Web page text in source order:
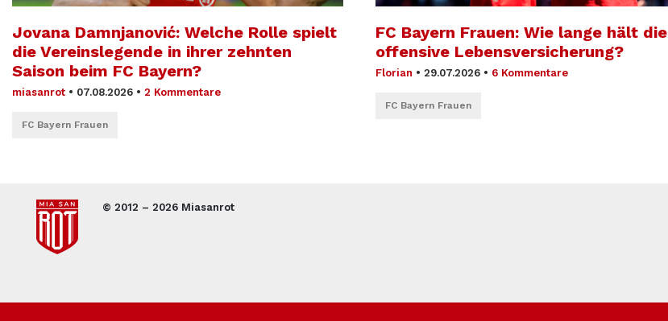
Jovana Damnjanović: Welche Rolle spielt
die Vereinslegende in ihrer zehnten
Saison beim FC Bayern?
miasanrot • 07.08.2026 • 2 Kommentare
FC Bayern Frauen
FC Bayern Frauen: Wie lange hält die
offensive Lebensversicherung?
Florian • 29.07.2026 • 6 Kommentare
FC Bayern Frauen
© 2012 – 2026 Miasanrot